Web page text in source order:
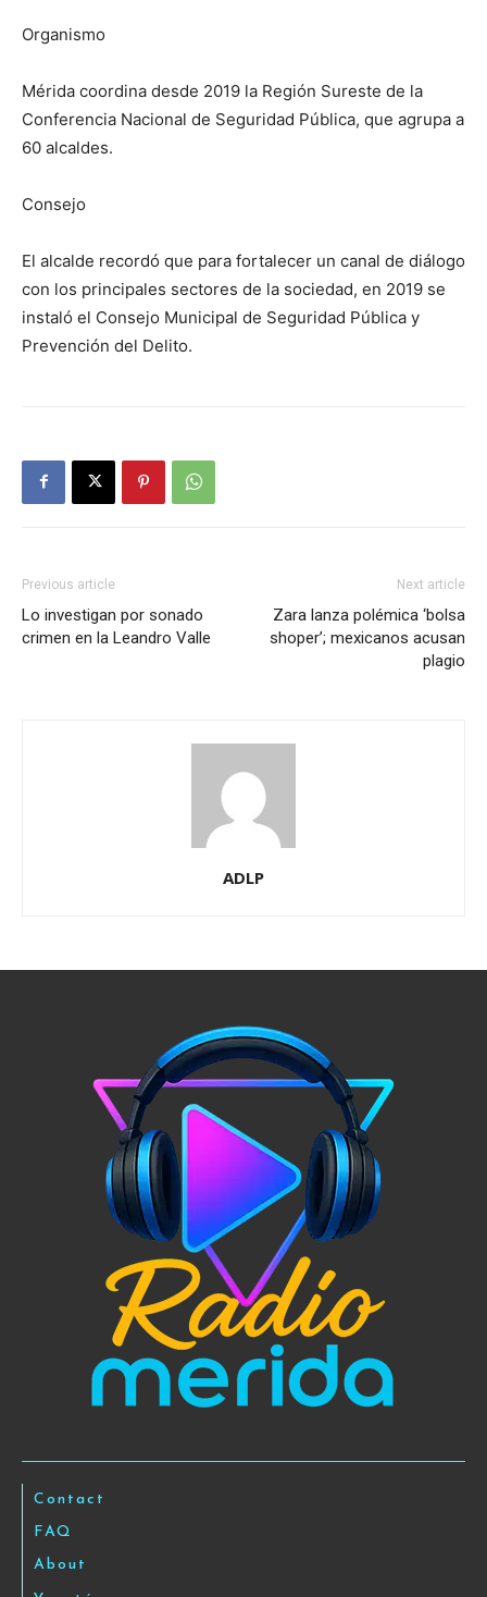
Organismo
Mérida coordina desde 2019 la Región Sureste de la
Conferencia Nacional de Seguridad Pública, que agrupa a
60 alcaldes.
Consejo
El alcalde recordó que para fortalecer un canal de diálogo
con los principales sectores de la sociedad, en 2019 se
instaló el Consejo Municipal de Seguridad Pública y
Prevención del Delito.
Previous article
Lo investigan por sonado
crimen en la Leandro Valle
Next article
Zara lanza polémica ‘bolsa
shoper’; mexicanos acusan
plagio
ADLP
Contact
FAQ
About